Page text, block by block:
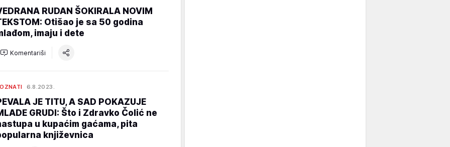
RUDAN ŠOKIRALA NOVIM
Otišao je sa 50 godina
imaju i dete
Komentariši
6.8.2023.
JE TITU, A SAD POKAZUJE
GRUDI: Što i Zdravko Čolić ne
u kupaćim gaćama, pita
književnica